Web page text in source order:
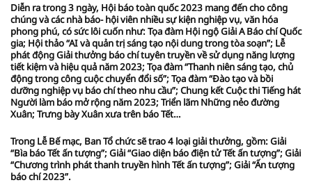
Diễn ra trong 3 ngày, Hội báo toàn quốc 2023 mang đến cho công
chúng và các nhà báo- hội viên nhiều sự kiện nghiệp vụ, văn hóa
phong phú, có sức lôi cuốn như: Tọa đàm Hội ngộ Giải A Báo chí Quốc
gia; Hội thảo “AI và quản trị sáng tạo nội dung trong tòa soạn”; Lễ
phát động Giải thưởng báo chí tuyên truyền về sử dụng năng lượng
tiết kiệm và hiệu quả năm 2023; Tọa đàm “Thanh niên sáng tạo, chủ
động trong công cuộc chuyển đổi số”; Tọa đàm “Đào tạo và bồi
dưỡng nghiệp vụ báo chí theo nhu cầu”; Chung kết Cuộc thi Tiếng hát
Người làm báo mở rộng năm 2023; Triển lãm Những nẻo đường
Xuân; Trưng bày Xuân xưa trên báo Tết…
Trong Lễ Bế mạc, Ban Tổ chức sẽ trao 4 loại giải thưởng, gồm: Giải
“Bìa báo Tết ấn tượng”; Giải “Giao diện báo điện tử Tết ấn tượng”; Giải
“Chương trình phát thanh truyền hình Tết ấn tượng”; Giải “Ấn tượng
báo chí 2023”.